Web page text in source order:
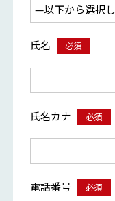
氏名 必須
氏名カナ 必須
電話番号 必須